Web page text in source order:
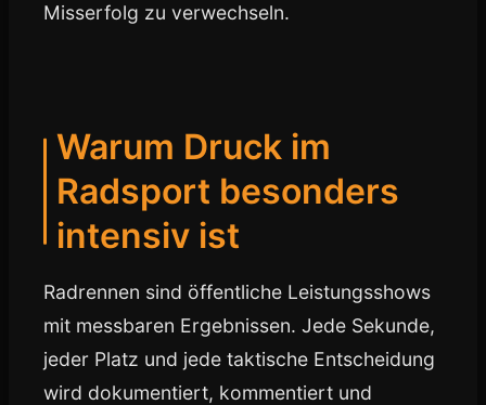
Misserfolg zu verwechseln.
Warum Druck im
Radsport besonders
intensiv ist
Radrennen sind öffentliche Leistungsshows
mit messbaren Ergebnissen. Jede Sekunde,
jeder Platz und jede taktische Entscheidung
wird dokumentiert, kommentiert und